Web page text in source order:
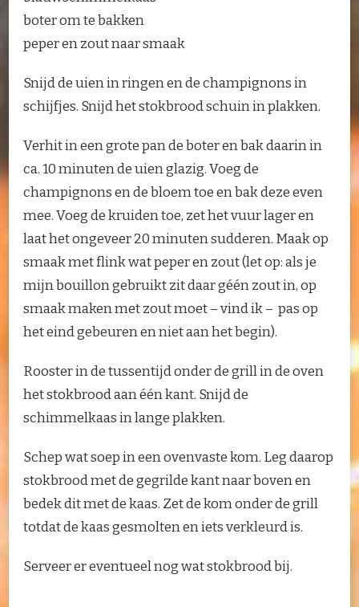
boter om te bakken
peper en zout naar smaak
Snijd de uien in ringen en de champignons in
schijfjes. Snijd het stokbrood schuin in plakken.
Verhit in een grote pan de boter en bak daarin in
ca. 10 minuten de uien glazig. Voeg de
champignons en de bloem toe en bak deze even
mee. Voeg de kruiden toe, zet het vuur lager en
laat het ongeveer 20 minuten sudderen. Maak op
smaak met flink wat peper en zout (let op: als je
mijn bouillon gebruikt zit daar géén zout in, op
smaak maken met zout moet – vind ik – pas op
het eind gebeuren en niet aan het begin).
Rooster in de tussentijd onder de grill in de oven
het stokbrood aan één kant. Snijd de
schimmelkaas in lange plakken.
Schep wat soep in een ovenvaste kom. Leg daarop
stokbrood met de gegrilde kant naar boven en
bedek dit met de kaas. Zet de kom onder de grill
totdat de kaas gesmolten en iets verkleurd is.
Serveer er eventueel nog wat stokbrood bij.